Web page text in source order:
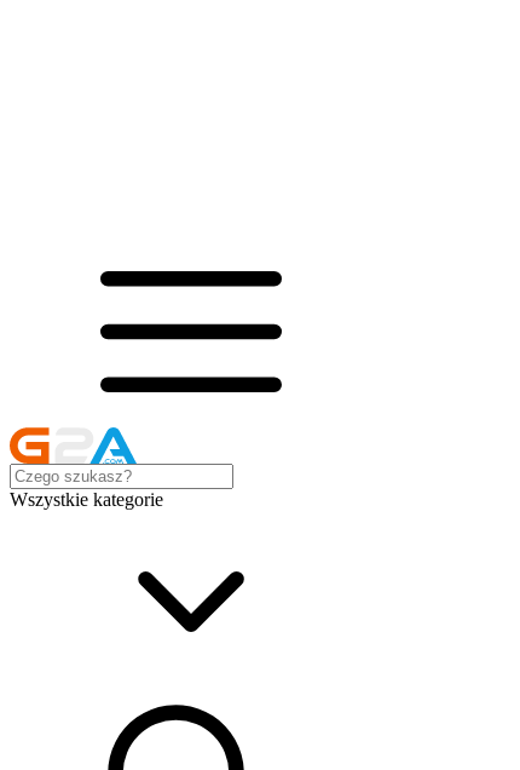
Wszystkie kategorie